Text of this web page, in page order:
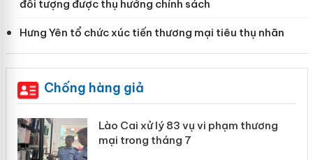
đối tượng được thụ hưởng chính sách
Hưng Yên tổ chức xúc tiến thương mại tiêu thụ nhãn
Chống hàng giả
Lào Cai xử lý 83 vụ vi phạm thương
mại trong tháng 7